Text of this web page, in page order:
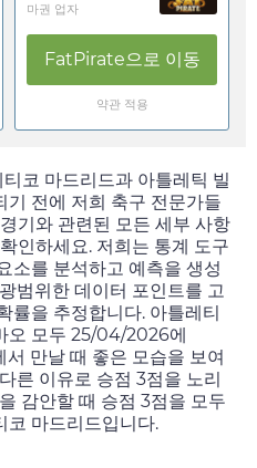
마권 업자
FatPirate으로 이동
약관 적용
코 마드리드과 아틀레틱 빌
기 전에 저희 축구 전문가들
기와 관련된 모든 세부 사항
인하세요. 저희는 통계 도구
소를 분석하고 예측을 생성
범위한 데이터 포인트를 고
률을 추정합니다. 아틀레티
오 모두 25/04/2026에
만날 때 좋은 모습을 보여
른 이유로 승점 3점을 노리
감안할 때 승점 3점을 모두
코 마드리드입니다.